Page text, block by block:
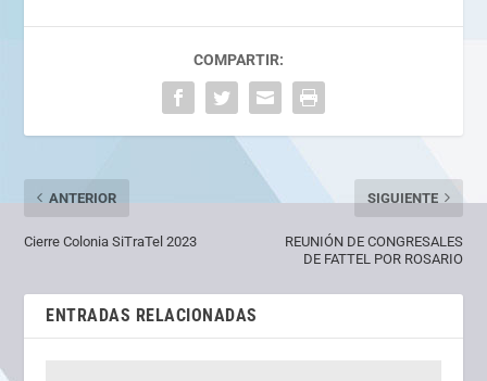
COMPARTIR:
ANTERIOR
Cierre Colonia SiTraTel 2023
SIGUIENTE
REUNIÓN DE CONGRESALES
DE FATTEL POR ROSARIO
ENTRADAS RELACIONADAS